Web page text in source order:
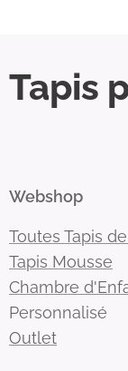
Tapis
Webshop
Toutes Tapis
Tapis Mousse
Chambre
Personnalisé
Outlet